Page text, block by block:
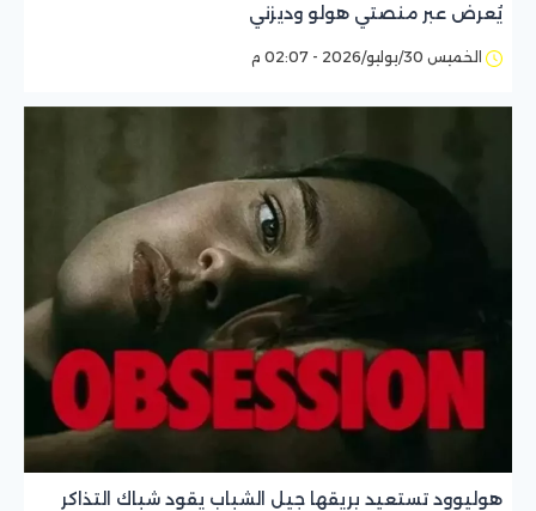
يُعرض عبر منصتي هولو وديزني
الخميس 30/يوليو/2026 - 02:07 م
هوليوود تستعيد بريقها جيل الشباب يقود شباك التذاكر